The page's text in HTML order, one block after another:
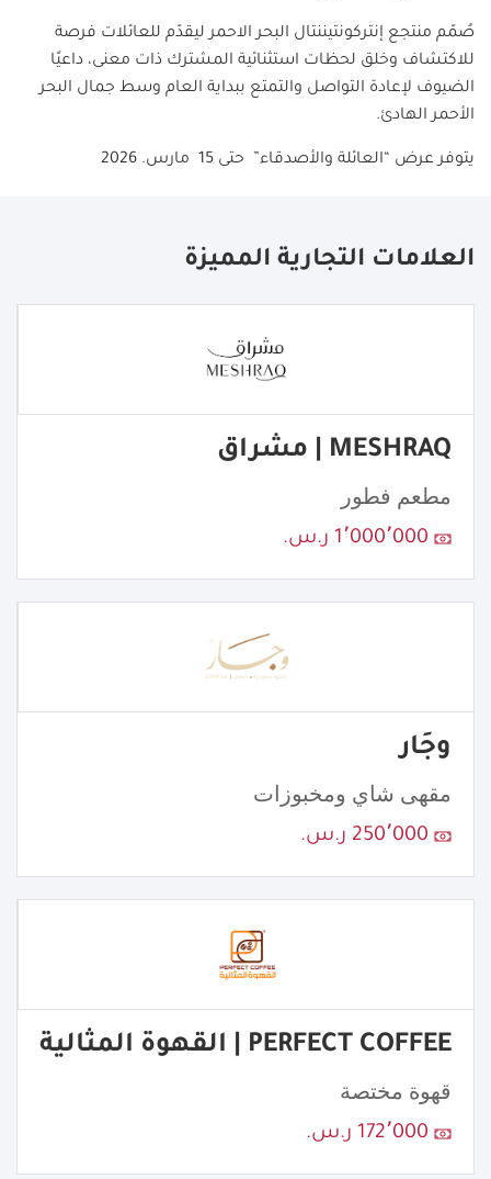
صُمّم منتجع إنتركونتيننتال البحر الاحمر ليقدّم للعائلات فرصة
للاكتشاف وخلق لحظات استثنائية المشترك ذات معنى، داعيًا
الضيوف لإعادة التواصل والتمتع ببداية العام وسط جمال البحر
الأحمر الهادئ.
يتوفر عرض “العائلة والأصدقاء” حتى 15 مارس. 2026
العلامات التجارية المميزة
MESHRAQ | مشراق
مطعم فطور
1٬000٬000 ر.س.
وجَار
مقهى شاي ومخبوزات
250٬000 ر.س.
PERFECT COFFEE | القهوة المثالية
قهوة مختصة
172٬000 ر.س.